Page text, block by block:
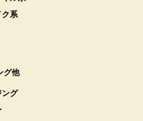
ク系
グ他
ング